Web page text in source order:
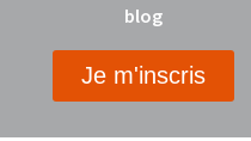
blog
Je m'inscris